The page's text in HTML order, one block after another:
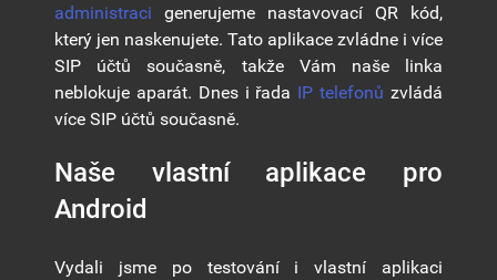
administraci generujeme nastavovací QR kód,
který jen naskenujete. Tato aplikace zvládne i více
SIP účtů současně, takže Vám naše linka
neblokuje aparát. Dnes i řada IP telefonů zvládá
více SIP účtů současně.
Naše vlastní aplikace pro
Android
Vydali jsme po testování i vlastní aplikaci